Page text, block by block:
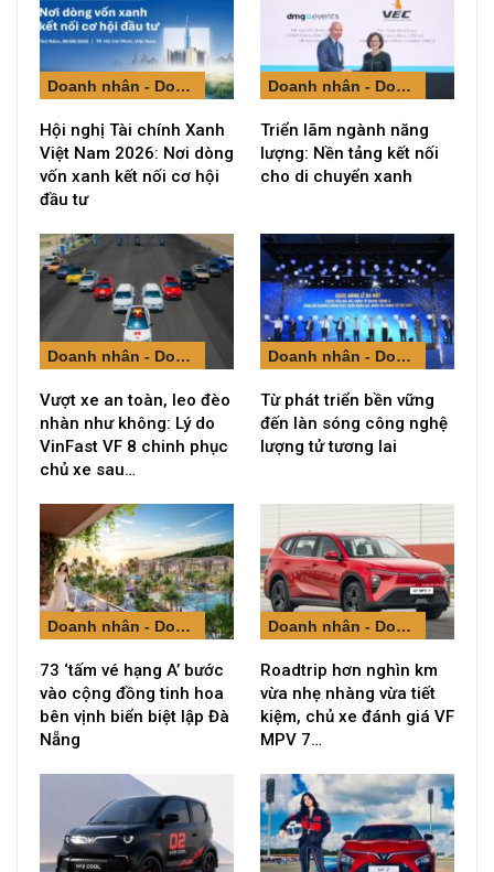
Doanh nhân - Doanh nghiệp
Hội nghị Tài chính Xanh
Việt Nam 2026: Nơi dòng
vốn xanh kết nối cơ hội
đầu tư
Doanh nhân - Doanh nghiệp
Triển lãm ngành năng
lượng: Nền tảng kết nối
cho di chuyển xanh
Doanh nhân - Doanh nghiệp
Vượt xe an toàn, leo đèo
nhàn như không: Lý do
VinFast VF 8 chinh phục
chủ xe sau…
Doanh nhân - Doanh nghiệp
Từ phát triển bền vững
đến làn sóng công nghệ
lượng tử tương lai
Doanh nhân - Doanh nghiệp
73 ‘tấm vé hạng A’ bước
vào cộng đồng tinh hoa
bên vịnh biển biệt lập Đà
Nẵng
Doanh nhân - Doanh nghiệp
Roadtrip hơn nghìn km
vừa nhẹ nhàng vừa tiết
kiệm, chủ xe đánh giá VF
MPV 7…